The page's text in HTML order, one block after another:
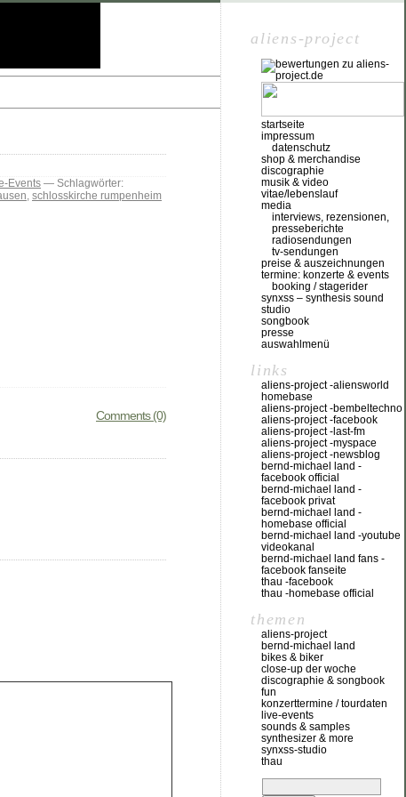
Events — Schlagwörter:
, schlosskirche rumpenheim
Comments (0)
aliens-project
startseite
impressum
datenschutz
shop & merchandise
discographie
musik & video
vitae/lebenslauf
media
interviews, rezensionen,
presseberichte
radiosendungen
tv-sendungen
preise & auszeichnungen
termine: konzerte & events
booking / stagerider
synxss – synthesis sound
studio
songbook
presse
auswahlmenü
links
aliens-project -aliensworld
homebase
aliens-project -bembeltechno
aliens-project -facebook
aliens-project -last-fm
aliens-project -myspace
aliens-project -newsblog
bernd-michael land -
facebook official
bernd-michael land -
facebook privat
bernd-michael land -
homebase official
bernd-michael land -youtube
videokanal
bernd-michael land fans -
facebook fanseite
thau -facebook
thau -homebase official
themen
aliens-project
bernd-michael land
bikes & biker
close-up der woche
discographie & songbook
fun
konzerttermine / tourdaten
live-events
sounds & samples
synthesizer & more
synxss-studio
thau